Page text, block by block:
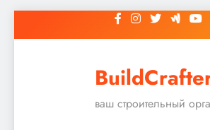
к
ваш строительный